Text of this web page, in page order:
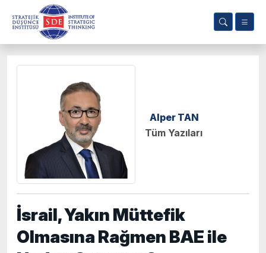
Alper TAN
Tüm Yazıları
İsrail, Yakın Müttefik
Olmasına Rağmen BAE ile